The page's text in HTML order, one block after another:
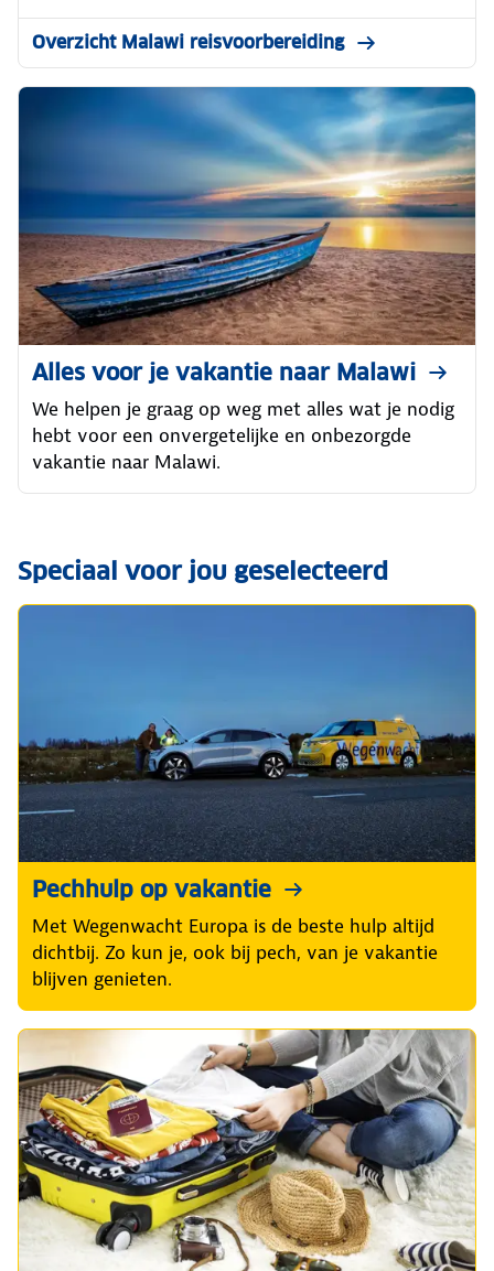
Overzicht Malawi reisvoorbereiding
Alles voor je vakantie naar Malawi
We helpen je graag op weg met alles wat je nodig
hebt voor een onvergetelijke en onbezorgde
vakantie naar Malawi.
Speciaal voor jou geselecteerd
Pechhulp op vakantie
Met Wegenwacht Europa is de beste hulp altijd
dichtbij. Zo kun je, ook bij pech, van je vakantie
blijven genieten.